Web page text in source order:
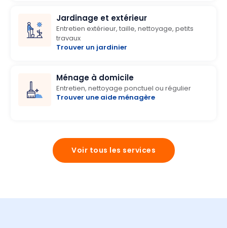
Jardinage et extérieur
Entretien extérieur, taille, nettoyage, petits
travaux
Trouver un jardinier
Ménage à domicile
Entretien, nettoyage ponctuel ou régulier
Trouver une aide ménagère
Voir tous les services